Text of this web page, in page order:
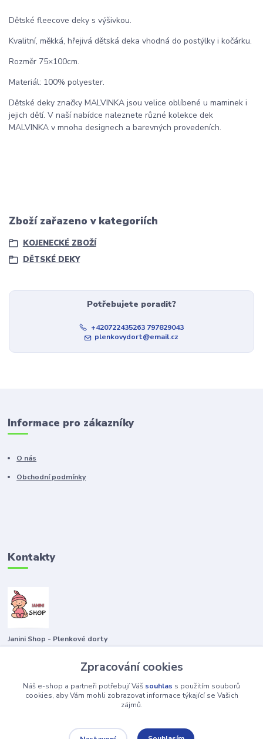
Dětské fleecove deky s výšivkou.
Kvalitní, měkká, hřejivá dětská deka vhodná do postýlky i kočárku.
Rozměr 75×100cm.
Materiál: 100% polyester.
Dětské deky značky MALVINKA jsou velice oblíbené u maminek i
jejich dětí. V naší nabídce naleznete různé kolekce dek
MALVINKA v mnoha designech a barevných provedeních.
Zboží zařazeno v kategoriích
KOJENECKÉ ZBOŽÍ
DĚTSKÉ DEKY
Potřebujete poradit?
+420722435263 797829043
plenkovydort@email.cz
Informace pro zákazníky
O nás
Obchodní podmínky
Kontakty
Janini Shop - Plenkové dorty
+420722435263 797829043
plenkovydort@email.cz
Zpracování cookies
Náš e-shop a partneři potřebují Váš souhlas s použitím souborů
cookies, aby Vám mohli zobrazovat informace týkající se Vašich
zájmů.